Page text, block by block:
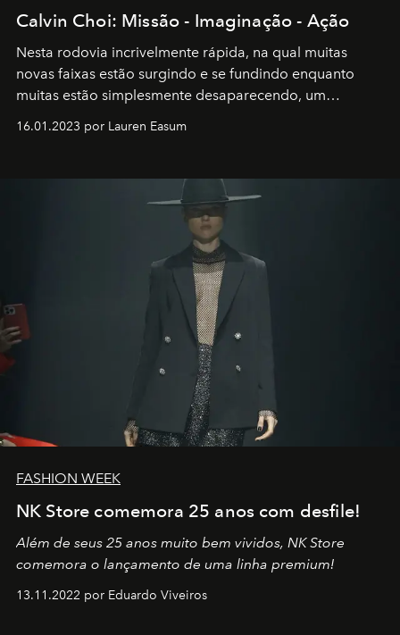
Calvin Choi: Missão - Imaginação - Ação
Nesta rodovia incrivelmente rápida, na qual muitas
novas faixas estão surgindo e se fundindo enquanto
muitas estão simplesmente desaparecendo, um
transportador AMTD abrindo caminho para muitos
por propósitos, com um claro senso de missão na vida e
16.01.2023 por Lauren Easum
FASHION WEEK
NK Store comemora 25 anos com desfile!
Além de seus 25 anos muito bem vividos, NK Store
comemora o lançamento de uma linha premium!
13.11.2022 por Eduardo Viveiros